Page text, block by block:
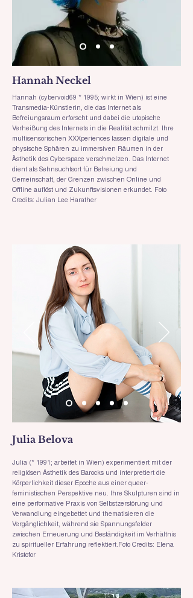
Hannah Neckel
Hannah (cybervoid69 * 1995; wirkt in Wien) ist eine
Transmedia-Künstlerin, die das Internet als
Befreiungsraum erforscht und dabei die utopische
Verheißung des Internets in die Realität schmilzt. Ihre
multisensorischen XXXperiences lassen digitale und
physische Sphären zu immersiven Räumen in der
Ästhetik des Cyberspace verschmelzen. Das Internet
dient als Sehnsuchtsort für Befreiung und
Gemeinschaft, der Grenzen zwischen Online und
Offline auflöst und Zukunftsvisionen erkundet. Foto
Credits: Julian Lee Harather
Julia Belova
Julia (* 1991; arbeitet in Wien) experimentiert mit der
religiösen Ästhetik des Barocks und interpretiert die
Körperlichkeit dieser Epoche aus einer queer-
feministischen Perspektive neu. Ihre Skulpturen sind in
eine performative Praxis von Selbstzerstörung und
Verwandlung eingebettet und thematisieren die
Vergänglichkeit, während sie Spannungsfelder
zwischen Erneuerung und Beständigkeit im Verhältnis
zu spiritueller Erfahrung reflektiert.Foto Credits: Elena
Kristofor